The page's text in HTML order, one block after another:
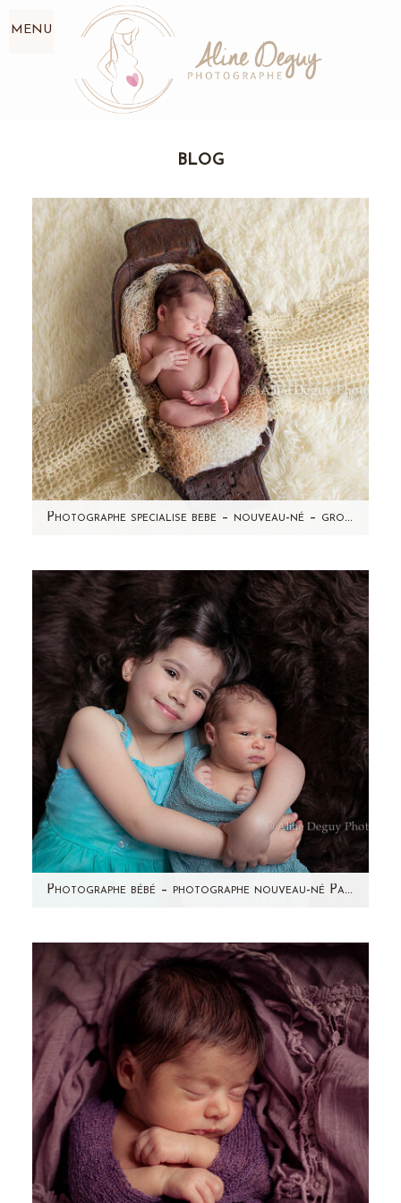
MENU
BLOG
Photographe specialise bebe – nouveau-né – grossesse – Leonie – seance photo a domicile-Taverny (95)
deuxième bébé à 1 mois d'intervalle (forcément
impossible!) mais…
Photographe bébé – photographe nouveau-né Paris & région parisienne – Studio – Maëly
Sonia? Voici la petite princesse qui se cachait
dans ce ventre…